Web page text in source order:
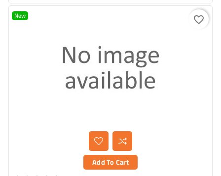
New
Add To Cart
favorite_border